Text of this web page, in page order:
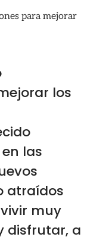
para mejorar
los
las
atraídos
muy
disfrutar, a